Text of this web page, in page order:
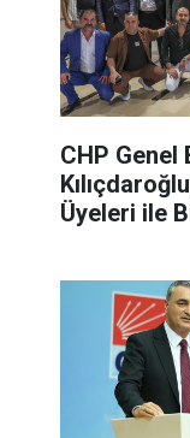
CHP Genel
Üyeleri ile